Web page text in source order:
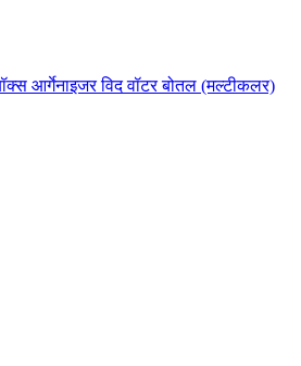
आर्गेनाइजर विद वॉटर बोतल (मल्टीकलर)